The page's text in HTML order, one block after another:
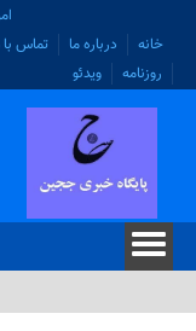
خانه
درباره ما تماس با
روزنامه
ویدئو